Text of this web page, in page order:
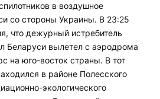
в воздушное
со стороны Украины. В 23:25
что дежурный истребитель
Беларуси вылетел с аэродрома
на юго-восток страны. В тот
в районе Полесского
экологического